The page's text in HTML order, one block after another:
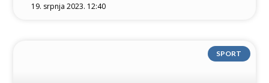
19. srpnja 2023. 12:40
SPORT